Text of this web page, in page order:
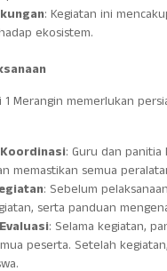
: Kegiatan ini
ekosistem.
1 Merangin memerlukan
: Guru dan
memastikan semua
: Sebelum
serta panduan
: Selama kegiatan,
peserta. Setelah